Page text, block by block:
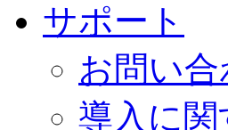
サポート
お問い合
導入に